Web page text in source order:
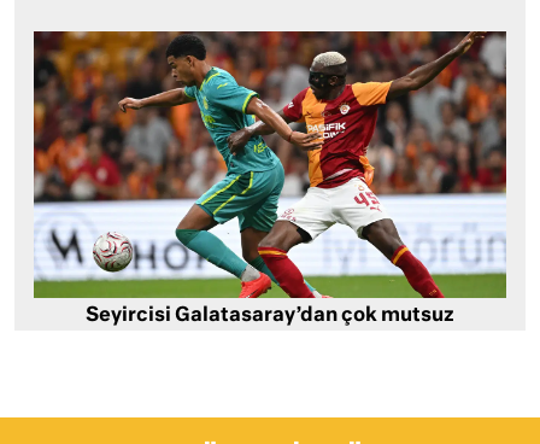
Seyircisi Galatasaray’dan çok mutsuz